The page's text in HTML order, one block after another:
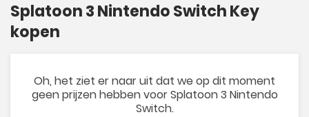
Splatoon 3 Nintendo Switch Key
kopen
Oh, het ziet er naar uit dat we op dit moment
geen prijzen hebben voor Splatoon 3 Nintendo
Switch.